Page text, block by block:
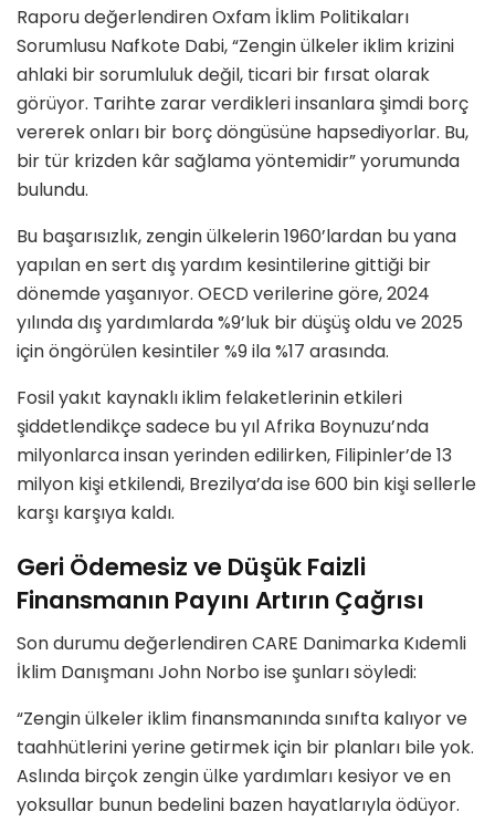
Raporu değerlendiren Oxfam İklim Politikaları
Sorumlusu Nafkote Dabi, “Zengin ülkeler iklim krizini
ahlaki bir sorumluluk değil, ticari bir fırsat olarak
görüyor. Tarihte zarar verdikleri insanlara şimdi borç
vererek onları bir borç döngüsüne hapsediyorlar. Bu,
bir tür krizden kâr sağlama yöntemidir” yorumunda
bulundu.
Bu başarısızlık, zengin ülkelerin 1960’lardan bu yana
yapılan en sert dış yardım kesintilerine gittiği bir
dönemde yaşanıyor. OECD verilerine göre, 2024
yılında dış yardımlarda %9’luk bir düşüş oldu ve 2025
için öngörülen kesintiler %9 ila %17 arasında.
Fosil yakıt kaynaklı iklim felaketlerinin etkileri
şiddetlendikçe sadece bu yıl Afrika Boynuzu’nda
milyonlarca insan yerinden edilirken, Filipinler’de 13
milyon kişi etkilendi, Brezilya’da ise 600 bin kişi sellerle
karşı karşıya kaldı.
Geri Ödemesiz ve Düşük Faizli
Finansmanın Payını Artırın Çağrısı
Son durumu değerlendiren CARE Danimarka Kıdemli
İklim Danışmanı John Norbo ise şunları söyledi:
“Zengin ülkeler iklim finansmanında sınıfta kalıyor ve
taahhütlerini yerine getirmek için bir planları bile yok.
Aslında birçok zengin ülke yardımları kesiyor ve en
yoksullar bunun bedelini bazen hayatlarıyla ödüyor.